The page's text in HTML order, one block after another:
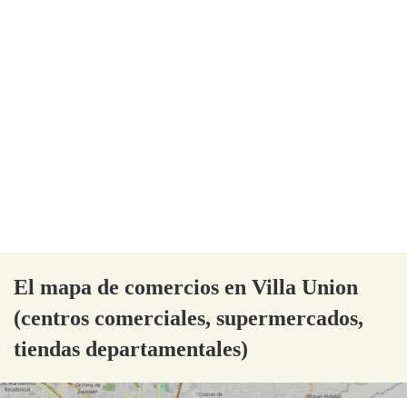
El mapa de comercios en Villa Union
(centros comerciales, supermercados,
tiendas departamentales)